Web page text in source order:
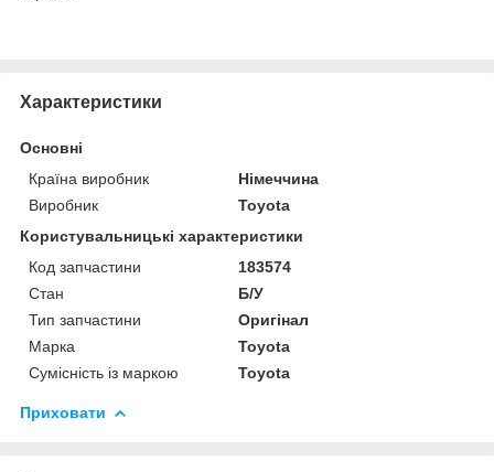
Характеристики
Основні
Країна виробник
Німеччина
Виробник
Toyota
Користувальницькі характеристики
Код запчастини
183574
Стан
Б/У
Тип запчастини
Оригінал
Марка
Toyota
Сумісність із маркою
Toyota
Приховати